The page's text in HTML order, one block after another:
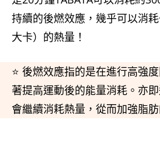
持續的後燃效應，幾乎可以消
大卡）的熱量！
⭐ 後燃效應指的是在進行高強
著提高運動後的能量消耗。亦
會繼續消耗熱量，從而加強脂